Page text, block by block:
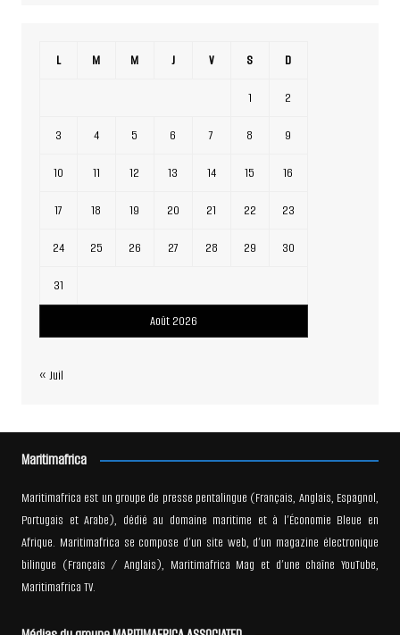
Août 2026
L M M J V S D
1 2
3 4 5 6 7 8 9
10 11 12 13 14 15 16
17 18 19 20 21 22 23
24 25 26 27 28 29 30
31
« Juil
Maritimafrica
Maritimafrica est un groupe de presse pentalingue (Français, Anglais, Espagnol,
Portugais et Arabe), dédié au domaine maritime et à l’Économie Bleue en
Afrique. Maritimafrica se compose d’un site web, d’un magazine électronique
bilingue (Français / Anglais), Maritimafrica Mag et d’une chaîne YouTube,
Maritimafrica TV.